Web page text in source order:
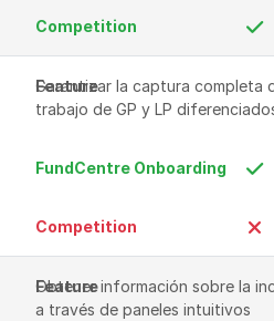
Garantizar la captura completa
trabajo de GP y LP
Obtener información sobre la
a través de paneles intuitivos